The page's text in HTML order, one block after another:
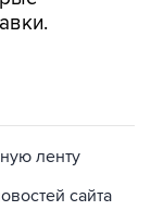
ленту
сайта